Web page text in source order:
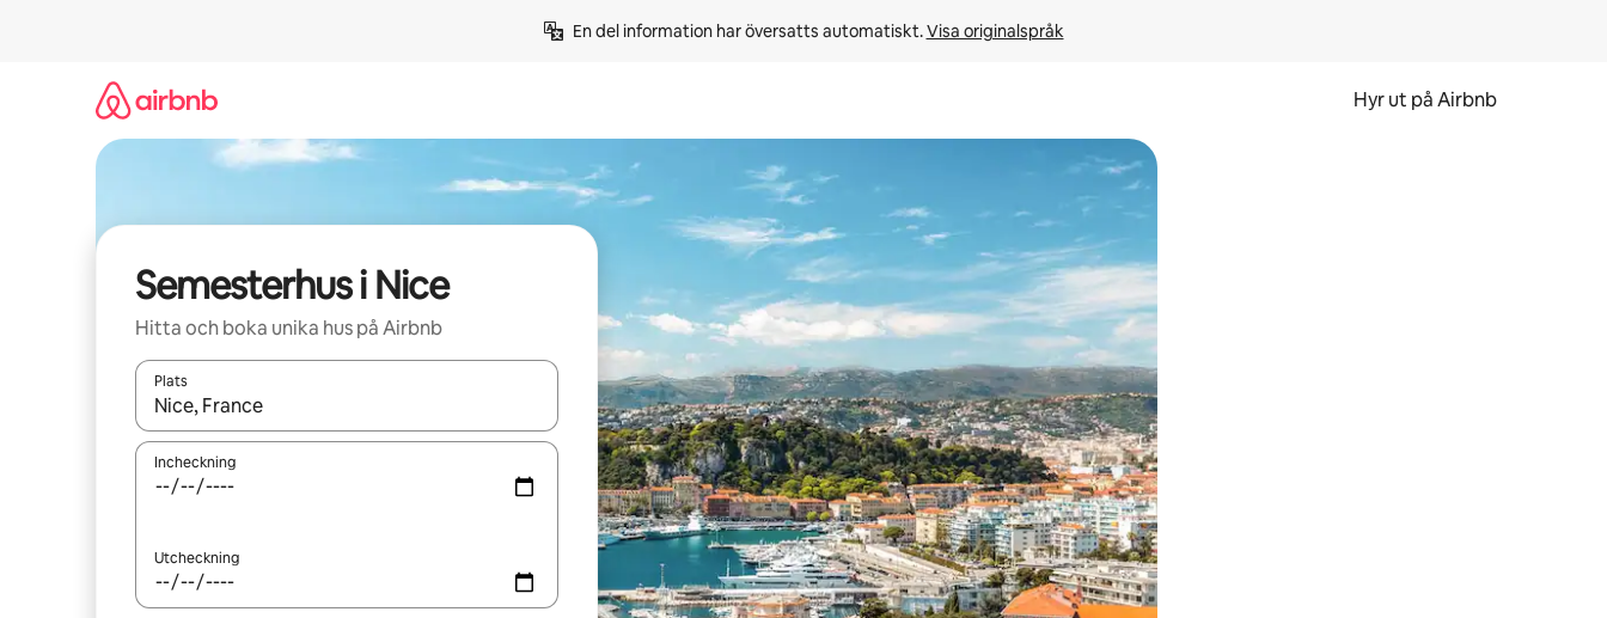
En del information har översatts automatiskt. Visa originalspråk
Hyr ut på Airbnb
Semesterhus i Nice
Hitta och boka unika hus på Airbnb
Plats
När resultaten är tillgängliga kan du navigera med upp- och nedåtpilarna eller utforska genom att trycka eller svepa.
Incheckning
Utcheckning